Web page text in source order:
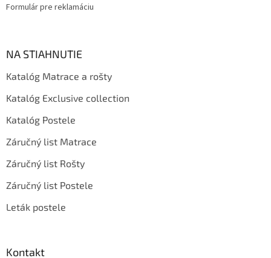
Formulár pre reklamáciu
NA STIAHNUTIE
Katalóg Matrace a rošty
Katalóg Exclusive collection
Katalóg Postele
Záručný list Matrace
Záručný list Rošty
Záručný list Postele
Leták postele
Kontakt